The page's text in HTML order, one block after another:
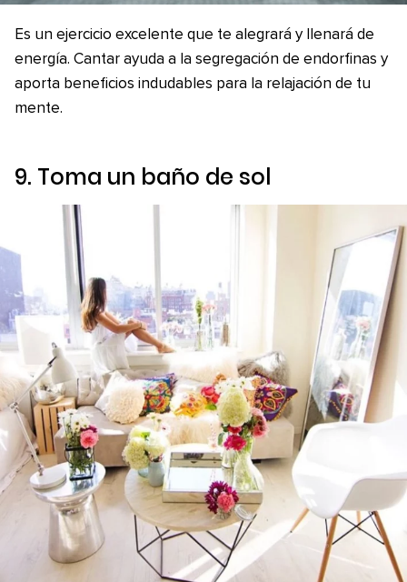
Es un ejercicio excelente que te alegrará y llenará de
energía. Cantar ayuda a la segregación de endorfinas y
aporta beneficios indudables para la relajación de tu
mente.
9. Toma un baño de sol